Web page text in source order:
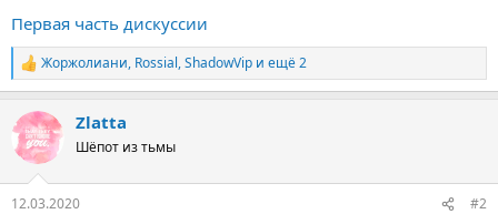
Первая часть дискуссии
Р
е
к
ц
и
Жоржолиани, Rossial,ShadowVip и ещё 2
Zlatta
Шёпот из тьмы
12.03.2020 #2